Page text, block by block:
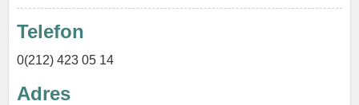
Telefon
0(212) 423 05 14
Adres